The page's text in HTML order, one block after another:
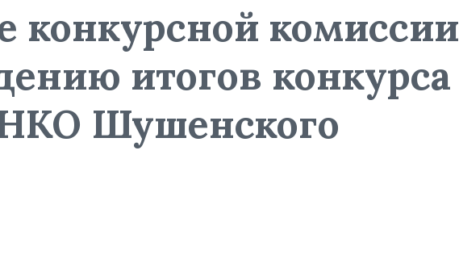
конкурсной комиссии
итогов конкурса
Шушенского